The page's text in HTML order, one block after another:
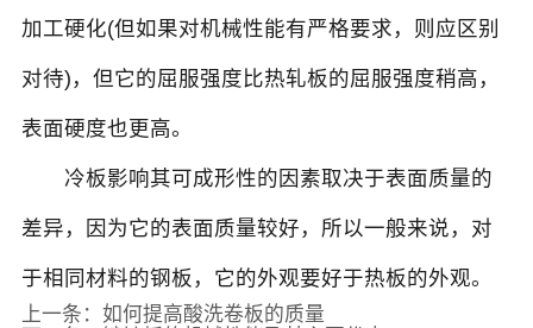
加工硬化(但如果对机械性能有严格要求，则应区别
对待)，但它的屈服强度比热轧板的屈服强度稍高，
表面硬度也更高。
冷板影响其可成形性的因素取决于表面质量的
差异，因为它的表面质量较好，所以一般来说，对
于相同材料的钢板，它的外观要好于热板的外观。
上一条： 如何提高酸洗卷板的质量